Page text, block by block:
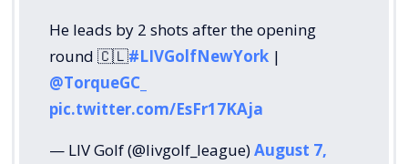
He leads by 2 shots after the opening
round 🇨🇱#LIVGolfNewYork |
@TorqueGC_
pic.twitter.com/EsFr17KAja
— LIV Golf (@livgolf_league)August 7,